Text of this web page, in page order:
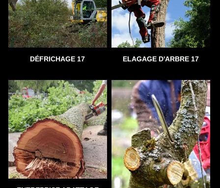
DÉFRICHAGE 17 ELAGAGE D'ARBRE 17